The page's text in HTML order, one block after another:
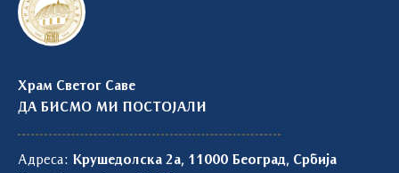
Храм Светог Саве
ДА БИСМО МИ ПОСТОЈАЛИ
Адреса: Крушедолска 2а, 11000 Београд, Србија